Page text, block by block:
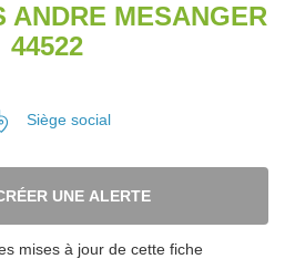
ANDRE MESANGER
44522
Siège social
UNE ALERTE
mises à jour de cette fiche